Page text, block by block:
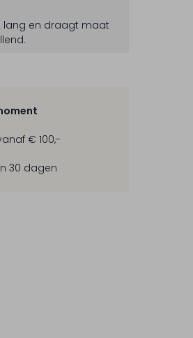
lang en draagt maat
.
€ 100,-
30 dagen